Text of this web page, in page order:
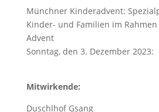
Münchner Kinderadvent:
Kinder- und Familien im
Advent
Sonntag, den 3. Dezember
Mitwirkende:
Duschlhof Gsang